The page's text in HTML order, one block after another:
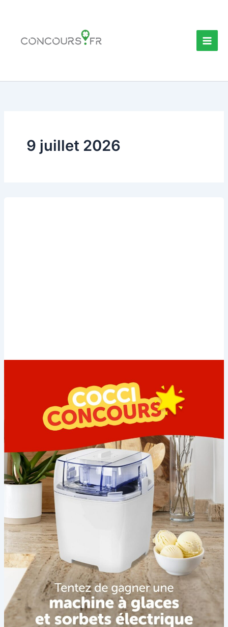
9 juillet 2026